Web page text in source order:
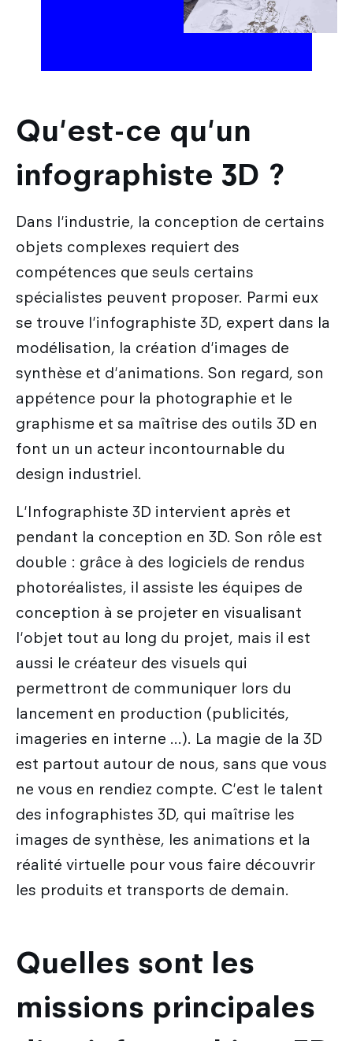
Qu'est-ce qu'un
infographiste 3D ?
Dans l'industrie, la conception de certains
objets complexes requiert des
compétences que seuls certains
spécialistes peuvent proposer. Parmi eux
se trouve l'infographiste 3D, expert dans la
modélisation, la création d'images de
synthèse et d'animations. Son regard, son
appétence pour la photographie et le
graphisme et sa maîtrise des outils 3D en
font un un acteur incontournable du
design industriel.
L'Infographiste 3D intervient après et
pendant la conception en 3D. Son rôle est
double : grâce à des logiciels de rendus
photoréalistes, il assiste les équipes de
conception à se projeter en visualisant
l'objet tout au long du projet, mais il est
aussi le créateur des visuels qui
permettront de communiquer lors du
lancement en production (publicités,
imageries en interne ...). La magie de la 3D
est partout autour de nous, sans que vous
ne vous en rendiez compte. C'est le talent
des infographistes 3D, qui maîtrise les
images de synthèse, les animations et la
réalité virtuelle pour vous faire découvrir
les produits et transports de demain.
Quelles sont les
missions principales